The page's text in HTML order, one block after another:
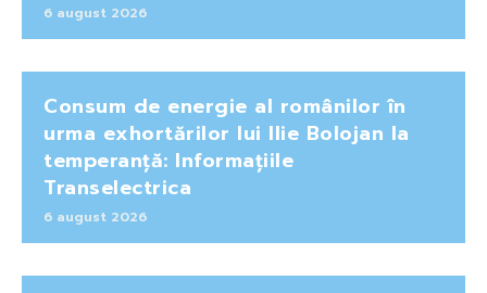
6 august 2026
Consum de energie al românilor în
urma exhortărilor lui Ilie Bolojan la
temperanță: Informațiile
Transelectrica
6 august 2026